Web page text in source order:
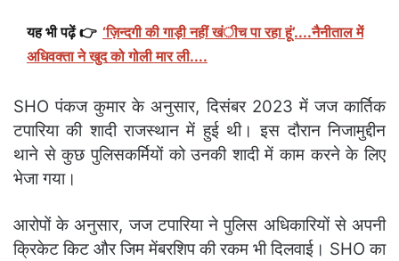
यह भी पढ़ें 👉 ‘ज़िन्दगी की गाड़ी नहीं खंीच पा रहा हूं’....नैनीताल में
अधिवक्ता ने खुद को गोली मार ली....
SHO पंकज कुमार के अनुसार, दिसंबर 2023 में जज कार्तिक
टपारिया की शादी राजस्थान में हुई थी। इस दौरान निजामुद्दीन
थाने से कुछ पुलिसकर्मियों को उनकी शादी में काम करने के लिए
भेजा गया।
आरोपों के अनुसार, जज टपारिया ने पुलिस अधिकारियों से अपनी
क्रिकेट किट और जिम मेंबरशिप की रकम भी दिलवाई। SHO का